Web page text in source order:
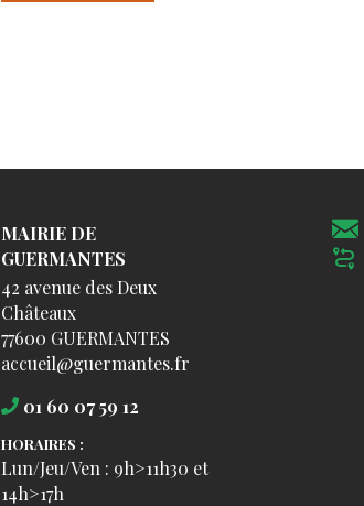
MAIRIE DE
GUERMANTES
42 avenue des Deux
Châteaux
77600 GUERMANTES
accueil@guermantes.fr
01 60 07 59 12
HORAIRES :
Lun/Jeu/Ven : 9h>11h30 et
14h>17h